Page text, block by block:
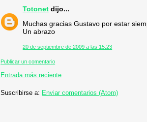
Totonet dijo...
Muchas gracias Gustavo por estar
Un abrazo
20 de septiembre de 2009 a las 15:23
Publicar un comentario
Entrada más reciente
Suscribirse a: Enviar comentarios (Atom)